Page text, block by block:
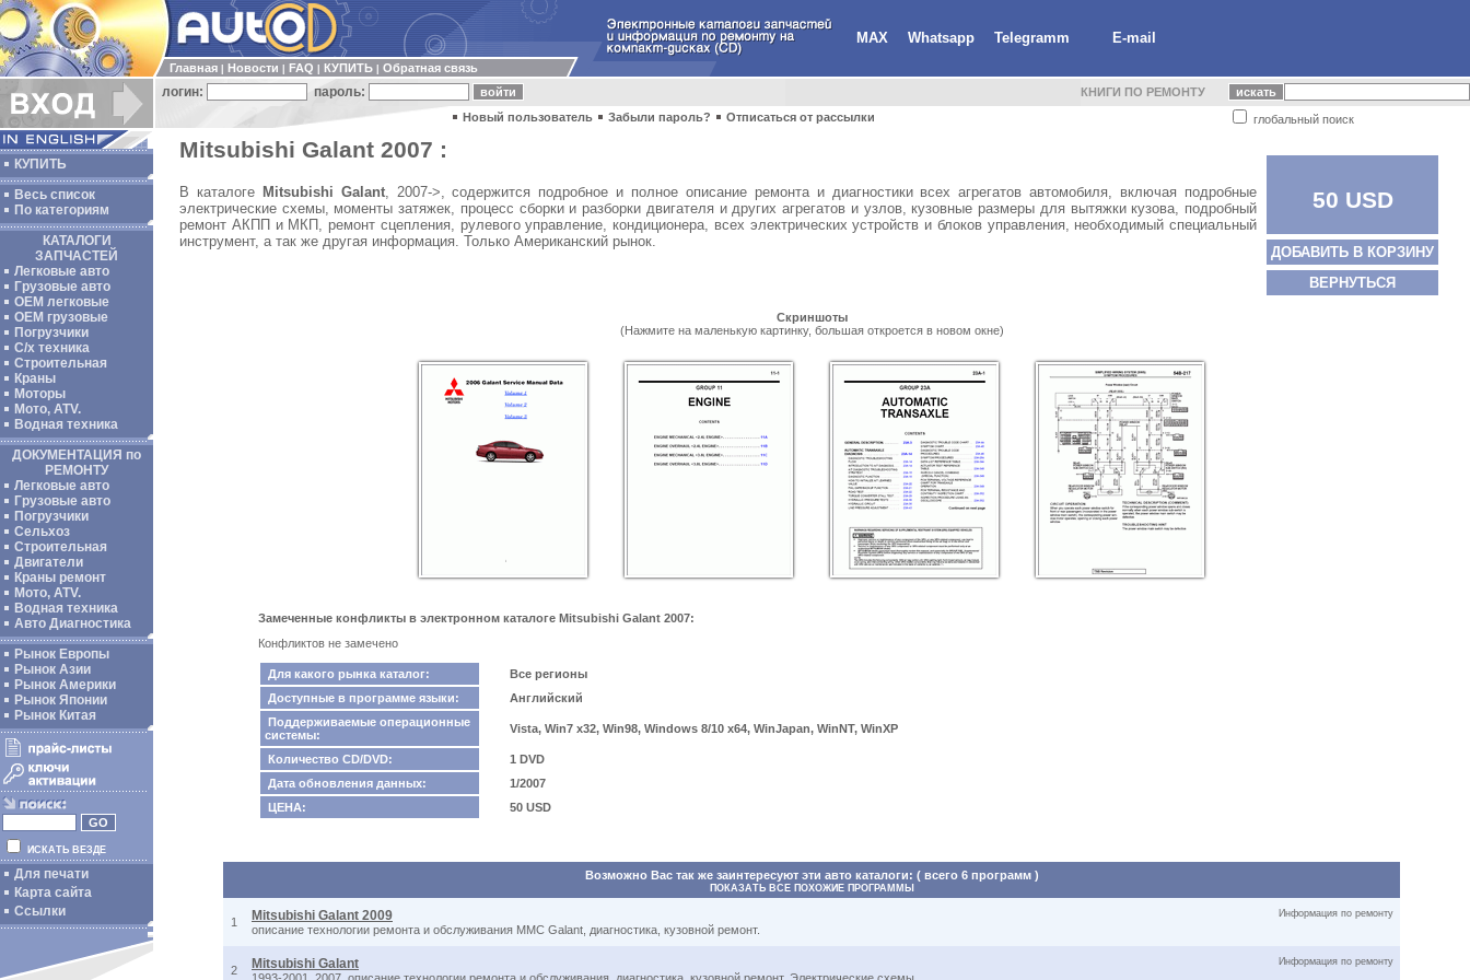
MAX Whatsapp Telegramm E-mail
Главная Новости FAQ КУПИТЬ Обратная связь
логин: пароль: КНИГИ ПО РЕМОНТУ
глобальный поиск
Новый пользователь Забыли пароль? Отписаться от рассылки
КУПИТЬ
Весь список
По категориям
КАТАЛОГИ
ЗАПЧАСТЕЙ
Легковые авто
Грузовые авто
ОЕМ легковые
OEM грузовые
Погрузчики
С/х техника
Строительная
Краны
Моторы
Мото, ATV.
Водная техника
ДОКУМЕНТАЦИЯ по
РЕМОНТУ
Легковые авто
Грузовые авто
Погрузчики
Сельхоз
Строительная
Двигатели
Краны ремонт
Мото, ATV.
Водная техника
Авто Диагностика
Рынок Европы
Рынок Азии
Рынок Америки
Рынок Японии
Рынок Китая
ИСКАТЬ ВЕЗДЕ
Для печати
Карта сайта
Ссылки
Mitsubishi Galant 2007 :
В каталоге Mitsubishi Galant, 2007->, содержится подробное и полное описание ремонта и диагностики всех агрегатов автомобиля, включая подробные
электрические схемы, моменты затяжек, процесс сборки и разборки двигателя и других агрегатов и узлов, кузовные размеры для вытяжки кузова, подробный
ремонт АКПП и МКП, ремонт сцепления, рулевого управление, кондиционера, всех электрических устройств и блоков управления, необходимый специальный
инструмент, а так же другая информация. Только Американский рынок.
50 USD
ДОБАВИТЬ В КОРЗИНУ
ВЕРНУТЬСЯ
Скриншоты
(Нажмите на маленькую картинку, большая откроется в новом окне)
Замеченные конфликты в электронном каталоге Mitsubishi Galant 2007:
Конфликтов не замечено
Для какого рынка каталог:
Все регионы
Доступные в программе языки:
Английский
Поддерживаемые операционные
системы:
Vista, Win7 x32, Win98, Windows 8/10 x64, WinJapan, WinNT, WinXP
Количество CD/DVD:
1 DVD
Дата обновления данных:
1/2007
ЦЕНА:
50 USD
Возможно Вас так же заинтересуют эти авто каталоги: ( всего 6 программ )
ПОКАЗАТЬ ВСЕ ПОХОЖИЕ ПРОГРАММЫ
1 Mitsubishi Galant 2009
описание технологии ремонта и обслуживания MMC Galant, диагностика, кузовной ремонт.
Информация по ремонту
2 Mitsubishi Galant Информация по ремонту